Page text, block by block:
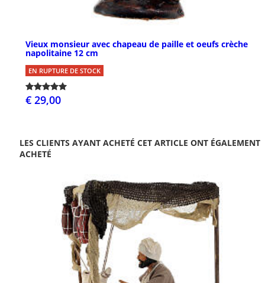
Vieux monsieur avec chapeau de paille et oeufs crèche
napolitaine 12 cm
EN RUPTURE DE STOCK
€ 29,00
LES CLIENTS AYANT ACHETÉ CET ARTICLE ONT ÉGALEMENT
ACHETÉ